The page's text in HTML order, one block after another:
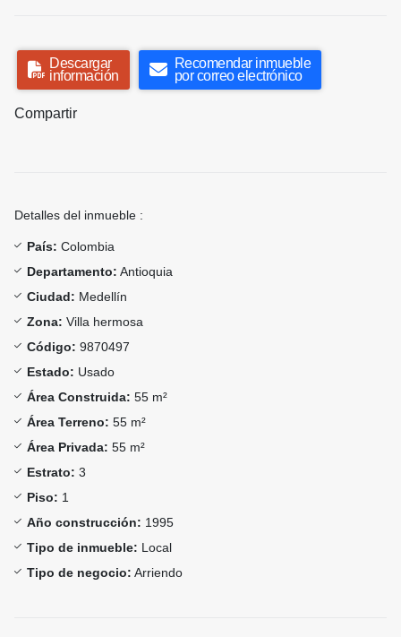
Descargar
información
Recomendar inmueble
por correo electrónico
Compartir
Detalles del inmueble :
País: Colombia
Departamento: Antioquia
Ciudad: Medellín
Zona: Villa hermosa
Código: 9870497
Estado: Usado
Área Construida: 55 m²
Área Terreno: 55 m²
Área Privada: 55 m²
Estrato: 3
Piso: 1
Año construcción: 1995
Tipo de inmueble: Local
Tipo de negocio: Arriendo